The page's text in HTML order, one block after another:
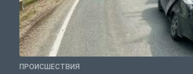
ПРОИСШЕСТВИЯ